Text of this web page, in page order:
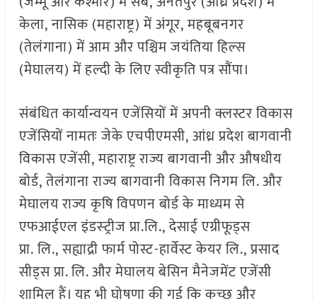
केला, नासिक (महाराष्ट्र) में अंगूर, महबूबनगर
(तेलंगाना) में आम और पश्चिम जयंतिया हिल्स
(मेघालय) में हल्दी के लिए स्वीकृति पत्र सौंपा।
संबंधित कार्यान्वयन एजेंसियों में अपनी क्लस्टर विकास
एजेंसियों नामतः जेके एचपीएमसी, आंध्र प्रदेश बागवानी
विकास एजेंसी, महाराष्ट्र राज्य बागवानी और औषधीय
बोर्ड, तेलंगाना राज्य बागवानी विकास निगम लि. और
मेघालय राज्य कृषि विपणन बोर्ड के माध्यम से
एफआईएल इंडस्‍ट्रीज प्रा.लि., देसाई एग्रीफूड्स
प्रा. लि., सह्याद्री फार्म पोस्ट-हार्वेस्ट केयर लि., प्रसाद
सीड्स प्रा. लि. और मेघालय बेसिन मैनेजमेंट एजेंसी